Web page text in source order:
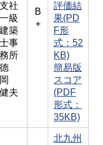
支社
一級
建築
士事
務所
德
岡
健夫
B
+
評価結
果(PD
F形
式：52
KB)
簡易版
スコア
(PDF
形式：
35KB)
北九州